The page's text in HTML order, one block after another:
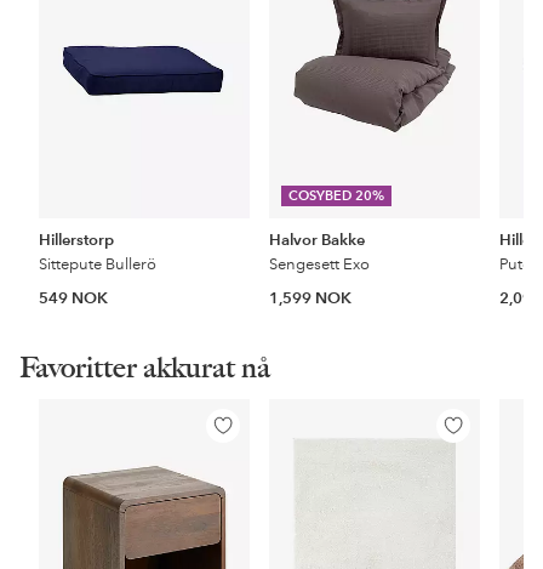
Hillerstorp
Sittepute Bullerö
549 NOK
COSYBED 20%
Halvor Bakke
Sengesett Exo
1,599 NOK
Favoritter akkurat nå
Legg
Legg